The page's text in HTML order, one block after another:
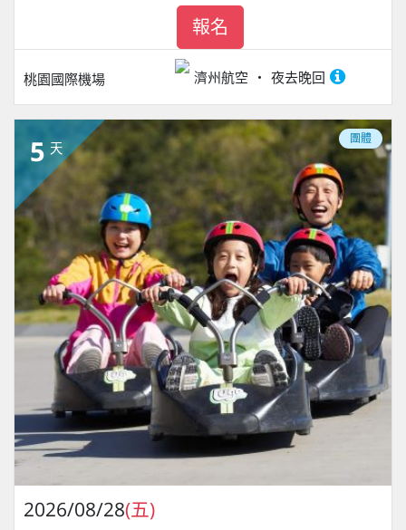
桃園國際機場 濟州航空 夜去晚回
報名
5 天
團體
2026/08/28(五)